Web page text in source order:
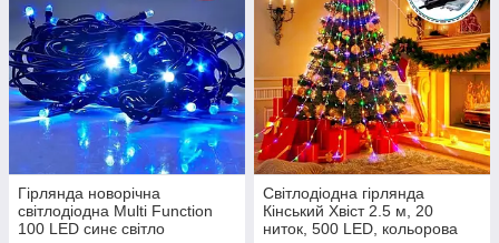
Гірлянда новорічна
світлодіодна Multi Function
100 LED синє світло
Світлодіодна гірлянда
Кінський Хвіст 2.5 м, 20
ниток, 500 LED, кольорова